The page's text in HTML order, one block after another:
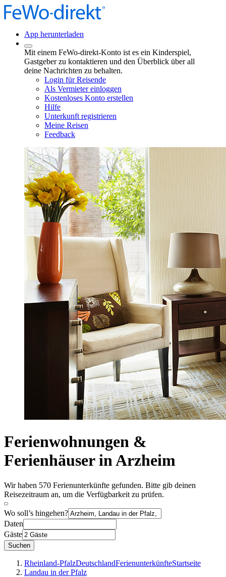
App herunterladen
Mit einem FeWo-direkt-Konto ist es ein Kinderspiel,
Gastgeber zu kontaktieren und den Überblick über all
deine Nachrichten zu behalten.
Login für Reisende
Als Vermieter einloggen
Kostenloses Konto erstellen
Hilfe
Unterkunft registrieren
Meine Reisen
Feedback
Ferienwohnungen &
Ferienhäuser in Arzheim
Wir haben 570 Ferienunterkünfte gefunden. Bitte gib deinen
Reisezeitraum an, um die Verfügbarkeit zu prüfen.
Wo soll’s hingehen?
Daten
Gäste
Suchen
Rheinland-PfalzDeutschlandFerienunterkünfteStartseite
Landau in der Pfalz